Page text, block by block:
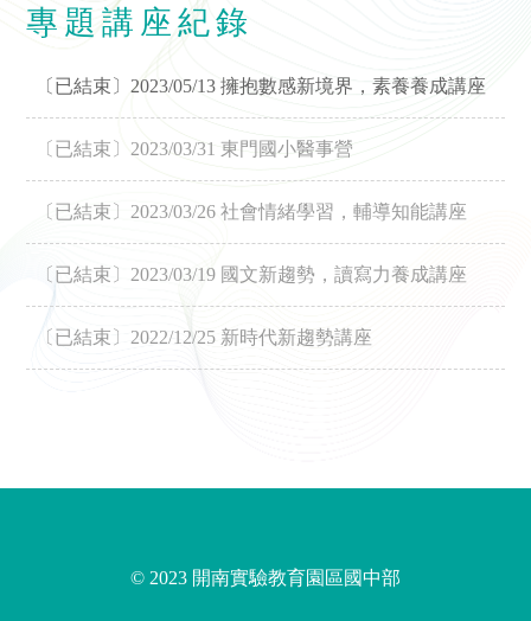
專題講座紀錄
〔已結束〕2023/05/13 擁抱數感新境界，素養養成講座
〔已結束〕2023/03/31 東門國小醫事營
〔已結束〕2023/03/26 社會情緒學習，輔導知能講座
〔已結束〕2023/03/19 國文新趨勢，讀寫力養成講座
〔已結束〕2022/12/25 新時代新趨勢講座
© 2023 開南實驗教育園區國中部